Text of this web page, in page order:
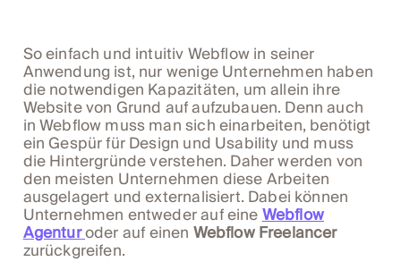
So einfach und intuitiv Webflow in seiner
Anwendung ist, nur wenige Unternehmen haben
die notwendigen Kapazitäten, um allein ihre
Website von Grund auf aufzubauen. Denn auch
in Webflow muss man sich einarbeiten, benötigt
ein Gespür für Design und Usability und muss
die Hintergründe verstehen. Daher werden von
den meisten Unternehmen diese Arbeiten
ausgelagert und externalisiert. Dabei können
Unternehmen entweder auf eineWebflow
Agenturoder auf einen Webflow Freelancer
zurückgreifen.